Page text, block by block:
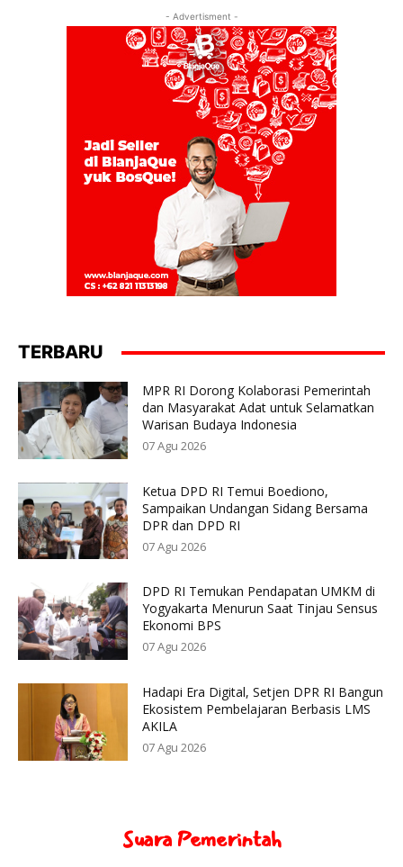
- Advertisment -
TERBARU
MPR RI Dorong Kolaborasi Pemerintah
dan Masyarakat Adat untuk Selamatkan
Warisan Budaya Indonesia
07 Agu 2026
Ketua DPD RI Temui Boediono,
Sampaikan Undangan Sidang Bersama
DPR dan DPD RI
07 Agu 2026
DPD RI Temukan Pendapatan UMKM di
Yogyakarta Menurun Saat Tinjau Sensus
Ekonomi BPS
07 Agu 2026
Hadapi Era Digital, Setjen DPR RI Bangun
Ekosistem Pembelajaran Berbasis LMS
AKILA
07 Agu 2026
Suara Pemerintah